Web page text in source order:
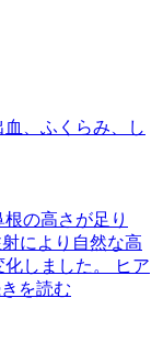
、ふくらみ、し
の高さが足り
により自然な高
しました。 ⁡ヒア
を読む